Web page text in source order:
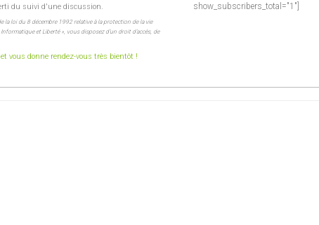
du suivi d'une discussion.
loi du 8 décembre 1992 relative à la protection de la vie
et Liberté », vous disposez d’un droit d’accès, de
vous donne rendez-vous très bientôt !
show_subscribers_total="1"]